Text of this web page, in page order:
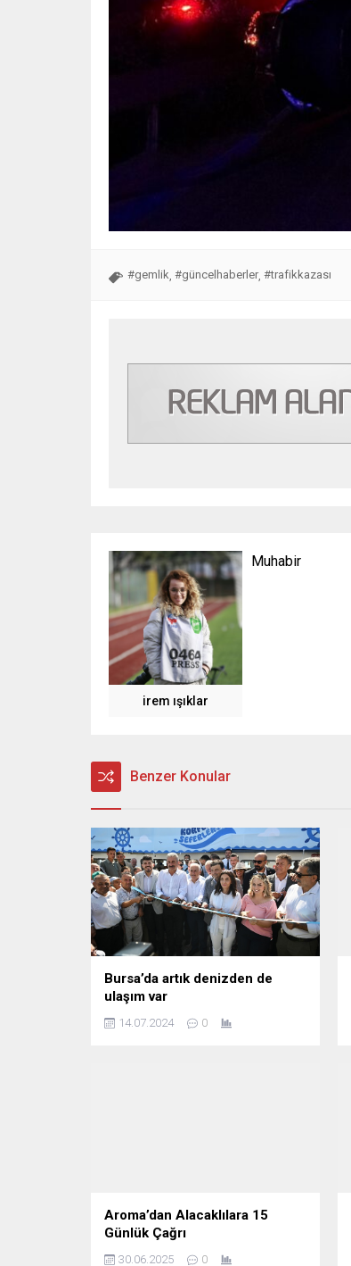
#gemlik, #güncelhaberler, #trafikkazası
irem ışıklar
Muhabir
Benzer Konular
Bursa’da artık denizden de
ulaşım var
14.07.2024 0
Aroma’dan Alacaklılara 15
Günlük Çağrı
30.06.2025 0